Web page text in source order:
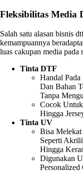
Fleksibilitas Media
Salah satu alasan bisnis
kemampuannya
luas cakupan media pada
Tinta DTF
Handal
Dan Bahan
Tanpa
Cocok
Hingga
Tinta UV
Bisa
Seperti
Hingga
Digunakan